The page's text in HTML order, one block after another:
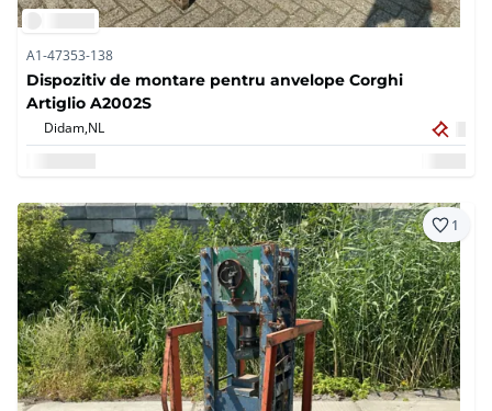
A1-47353-138
Dispozitiv de montare pentru anvelope Corghi
Artiglio A2002S
Didam,NL
1